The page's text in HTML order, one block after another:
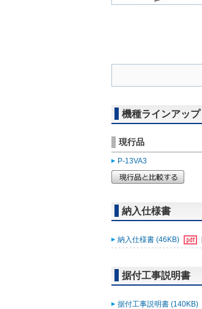
機種ラインアップ
現行品
P-13VA3
納入仕様書
納入仕様書 (46KB)
据付工事説明書
据付工事説明書 (140KB)